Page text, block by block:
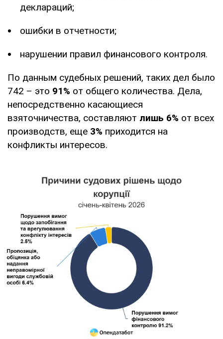
деклараций;
ошибки в отчетности;
нарушении правил финансового контроля.
По данным судебных решений, таких дел было
742 – это 91% от общего количества. Дела,
непосредственно касающиеся
взяточничества, составляют лишь 6% от всех
производств, еще 3% приходится на
конфликты интересов.